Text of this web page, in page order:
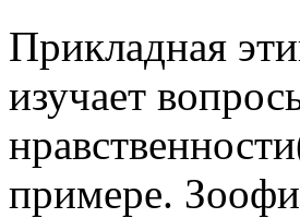
Прикладная
изучает
примере.